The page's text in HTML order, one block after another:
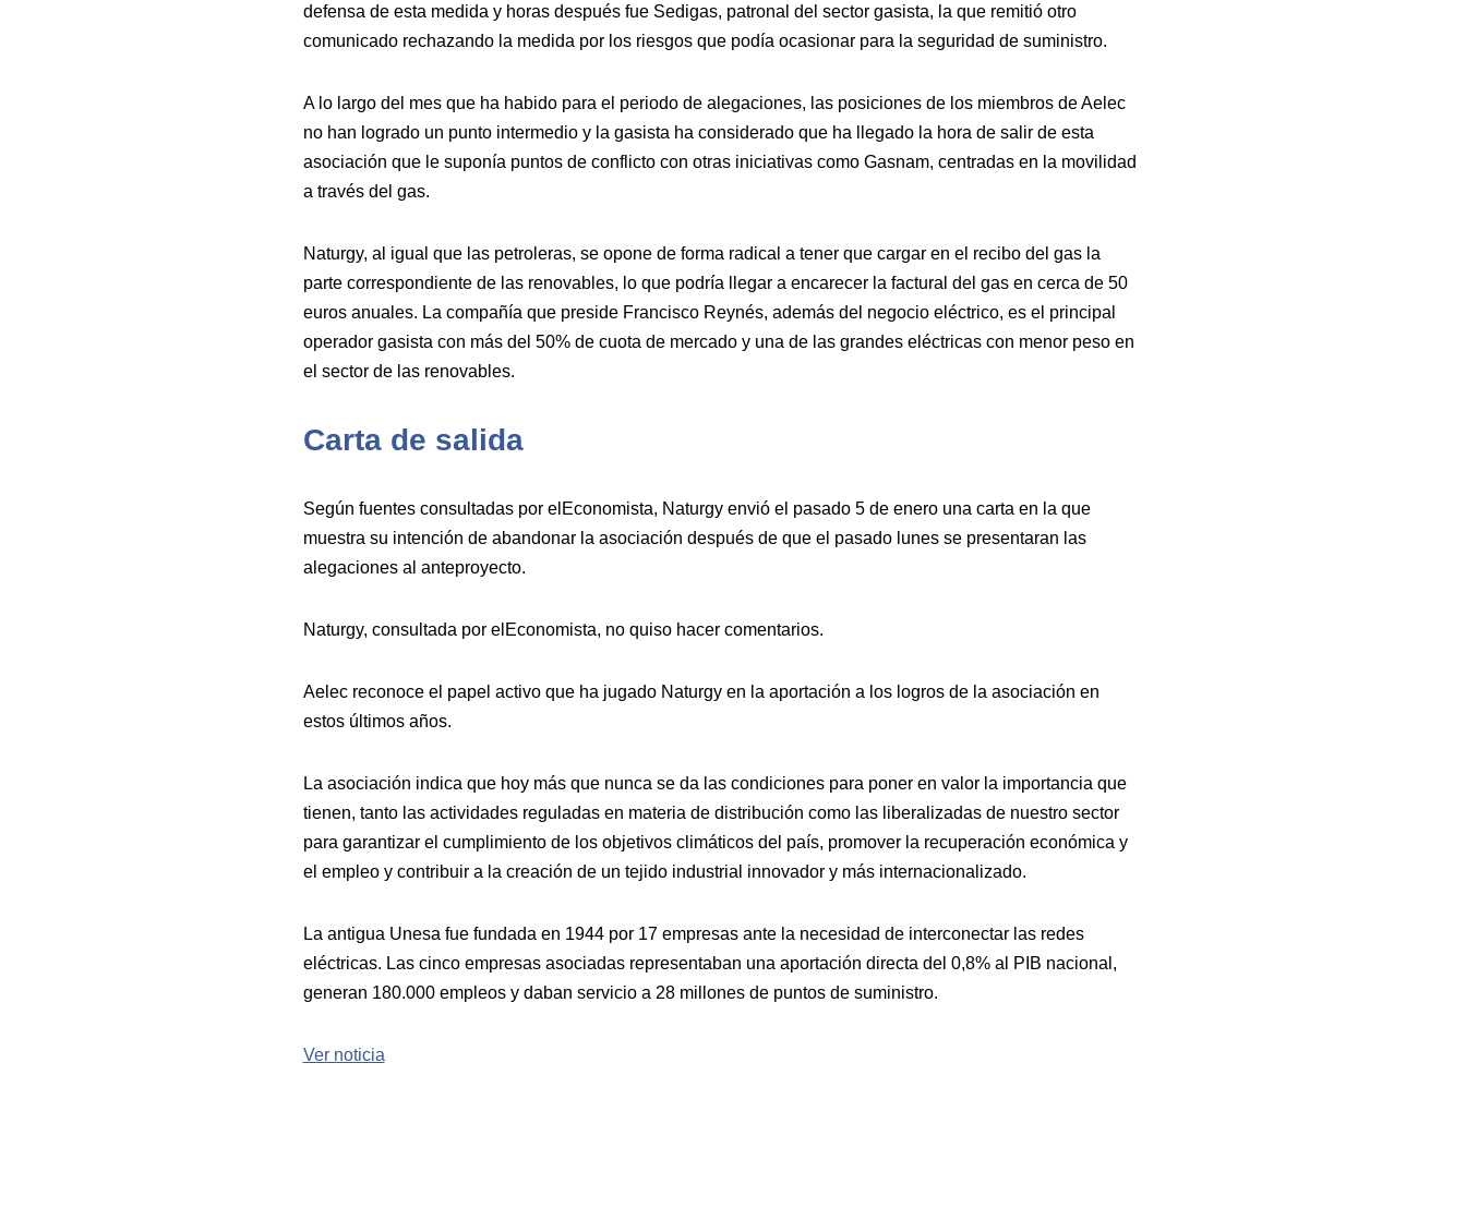
defensa de esta medida y horas después fue Sedigas, patronal del sector gasista, la que remitió otro
comunicado rechazando la medida por los riesgos que podía ocasionar para la seguridad de suministro.
A lo largo del mes que ha habido para el periodo de alegaciones, las posiciones de los miembros de Aelec
no han logrado un punto intermedio y la gasista ha considerado que ha llegado la hora de salir de esta
asociación que le suponía puntos de conflicto con otras iniciativas como Gasnam, centradas en la movilidad
a través del gas.
Naturgy, al igual que las petroleras, se opone de forma radical a tener que cargar en el recibo del gas la
parte correspondiente de las renovables, lo que podría llegar a encarecer la factural del gas en cerca de 50
euros anuales. La compañía que preside Francisco Reynés, además del negocio eléctrico, es el principal
operador gasista con más del 50% de cuota de mercado y una de las grandes eléctricas con menor peso en
el sector de las renovables.
Carta de salida
Según fuentes consultadas por elEconomista, Naturgy envió el pasado 5 de enero una carta en la que
muestra su intención de abandonar la asociación después de que el pasado lunes se presentaran las
alegaciones al anteproyecto.
Naturgy, consultada por elEconomista, no quiso hacer comentarios.
Aelec reconoce el papel activo que ha jugado Naturgy en la aportación a los logros de la asociación en
estos últimos años.
La asociación indica que hoy más que nunca se da las condiciones para poner en valor la importancia que
tienen, tanto las actividades reguladas en materia de distribución como las liberalizadas de nuestro sector
para garantizar el cumplimiento de los objetivos climáticos del país, promover la recuperación económica y
el empleo y contribuir a la creación de un tejido industrial innovador y más internacionalizado.
La antigua Unesa fue fundada en 1944 por 17 empresas ante la necesidad de interconectar las redes
eléctricas. Las cinco empresas asociadas representaban una aportación directa del 0,8% al PIB nacional,
generan 180.000 empleos y daban servicio a 28 millones de puntos de suministro.
Ver noticia